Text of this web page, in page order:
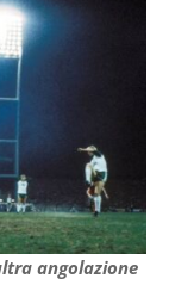
angolazione